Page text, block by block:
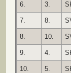
6. 3.
7. 8.
8. 10.
9. 4.
10. 5.